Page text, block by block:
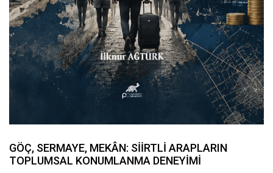
GÖÇ, SERMAYE, MEKÂN: SİİRTLİ ARAPLARIN
TOPLUMSAL KONUMLANMA DENEYİMİ